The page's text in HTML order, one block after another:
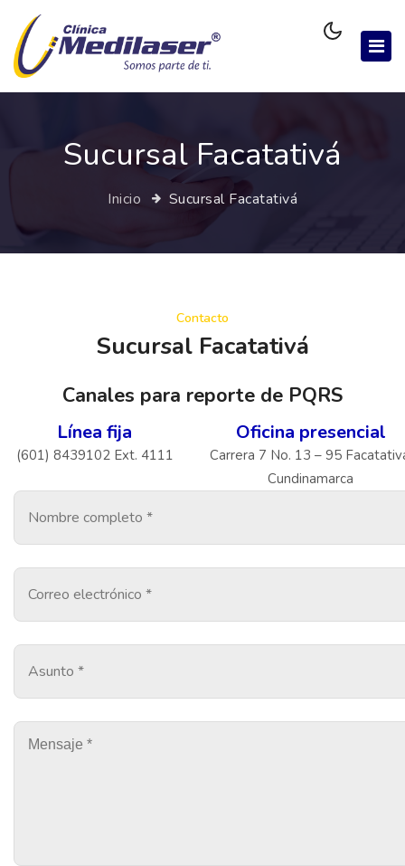
Sucursal Facatativá
Inicio Sucursal Facatativá
Contacto
Sucursal Facatativá
Canales para reporte de PQRS
Línea fija
(601) 8439102 Ext. 4111
Oficina presencial
Carrera 7 No. 13 – 95
Cundinamarca